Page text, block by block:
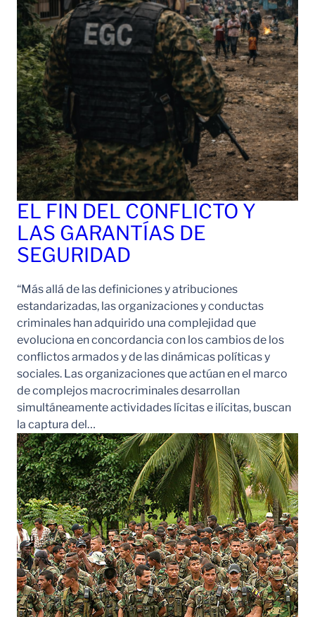
EL FIN DEL CONFLICTO Y
LAS GARANTÍAS DE
SEGURIDAD
“Más allá de las definiciones y atribuciones
estandarizadas, las organizaciones y conductas
criminales han adquirido una complejidad que
evoluciona en concordancia con los cambios de los
conflictos armados y de las dinámicas políticas y
sociales. Las organizaciones que actúan en el marco
de complejos macrocriminales desarrollan
simultáneamente actividades lícitas e ilícitas, buscan
la captura del…